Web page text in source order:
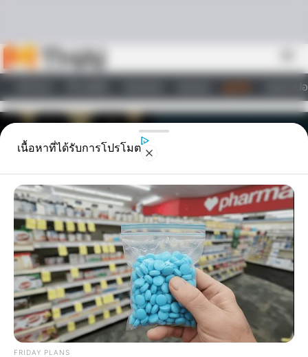
วอลเปเ
ไลฟ์สไตล์
เนื้อหาที่ได้รับการโปรโมต
FRIDAY PLANS